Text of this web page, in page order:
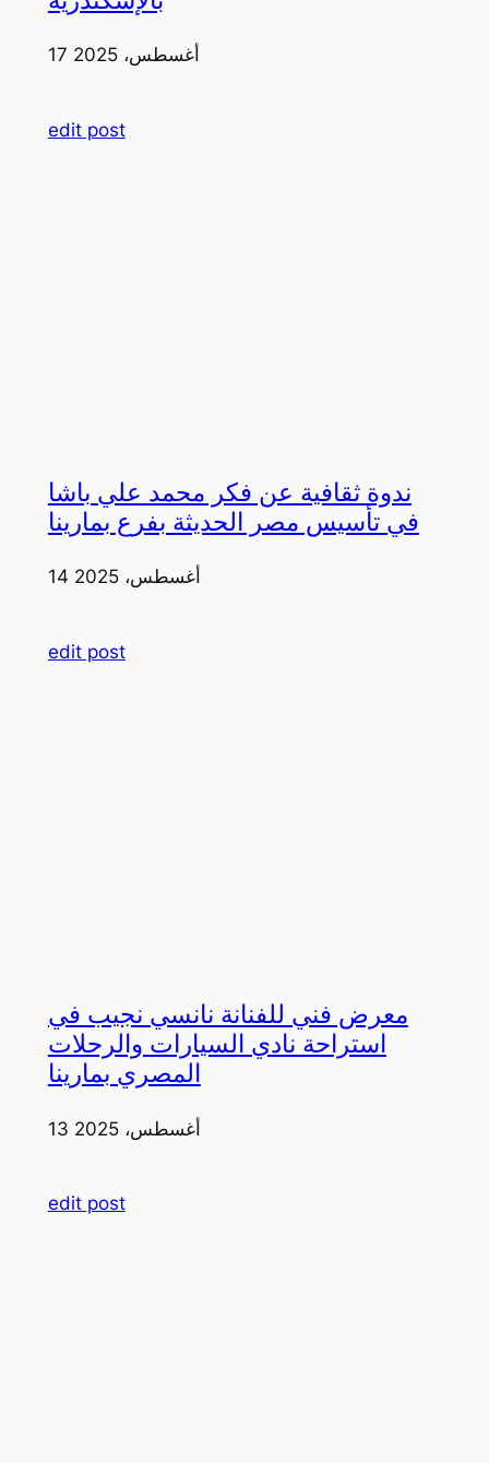
17 أغسطس، 2025
edit post
ندوة ثقافية عن فكر محمد علي باشا
في تأسيس مصر الحديثة بفرع بمارينا
14 أغسطس، 2025
edit post
معرض فني للفنانة نانسي نجيب في
استراحة نادي السيارات والرحلات
المصري بمارينا
13 أغسطس، 2025
edit post